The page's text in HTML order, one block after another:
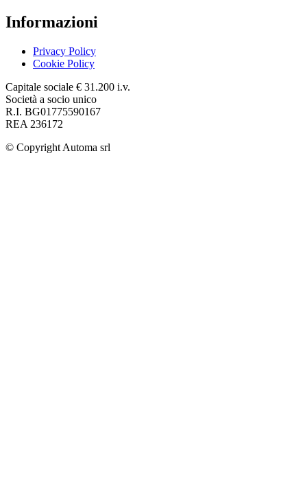
Informazioni
Privacy Policy
Cookie Policy
Capitale sociale € 31.200 i.v.
Società a socio unico
R.I. BG01775590167
REA 236172
© Copyright Automa srl